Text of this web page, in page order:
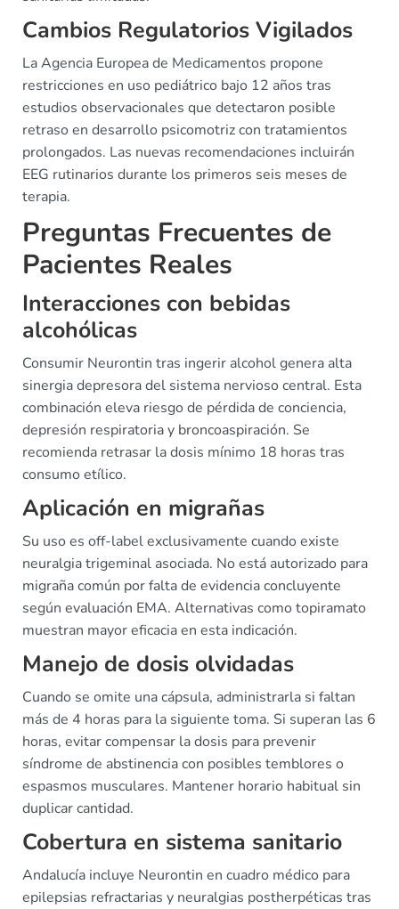
Cambios Regulatorios Vigilados
La Agencia Europea de Medicamentos propone
restricciones en uso pediátrico bajo 12 años tras
estudios observacionales que detectaron posible
retraso en desarrollo psicomotriz con tratamientos
prolongados. Las nuevas recomendaciones incluirán
EEG rutinarios durante los primeros seis meses de
terapia.
Preguntas Frecuentes de
Pacientes Reales
Interacciones con bebidas
alcohólicas
Consumir Neurontin tras ingerir alcohol genera alta
sinergia depresora del sistema nervioso central. Esta
combinación eleva riesgo de pérdida de conciencia,
depresión respiratoria y broncoaspiración. Se
recomienda retrasar la dosis mínimo 18 horas tras
consumo etílico.
Aplicación en migrañas
Su uso es off-label exclusivamente cuando existe
neuralgia trigeminal asociada. No está autorizado para
migraña común por falta de evidencia concluyente
según evaluación EMA. Alternativas como topiramato
muestran mayor eficacia en esta indicación.
Manejo de dosis olvidadas
Cuando se omite una cápsula, administrarla si faltan
más de 4 horas para la siguiente toma. Si superan las 6
horas, evitar compensar la dosis para prevenir
síndrome de abstinencia con posibles temblores o
espasmos musculares. Mantener horario habitual sin
duplicar cantidad.
Cobertura en sistema sanitario
Andalucía incluye Neurontin en cuadro médico para
epilepsias refractarias y neuralgias postherpéticas tras